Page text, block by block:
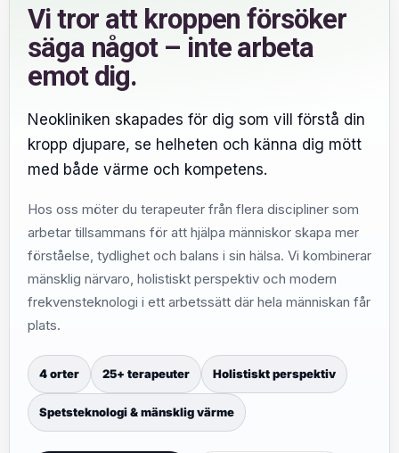
Vi tror att kroppen försöker
säga något – inte arbeta
emot dig.
Neokliniken skapades för dig som vill förstå din
kropp djupare, se helheten och känna dig mött
med både värme och kompetens.
Hos oss möter du terapeuter från flera discipliner som
arbetar tillsammans för att hjälpa människor skapa mer
förståelse, tydlighet och balans i sin hälsa. Vi kombinerar
mänsklig närvaro, holistiskt perspektiv och modern
frekvensteknologi i ett arbetssätt där hela människan får
plats.
4 orter 25+ terapeuter Holistiskt perspektiv
Spetsteknologi & mänsklig värme